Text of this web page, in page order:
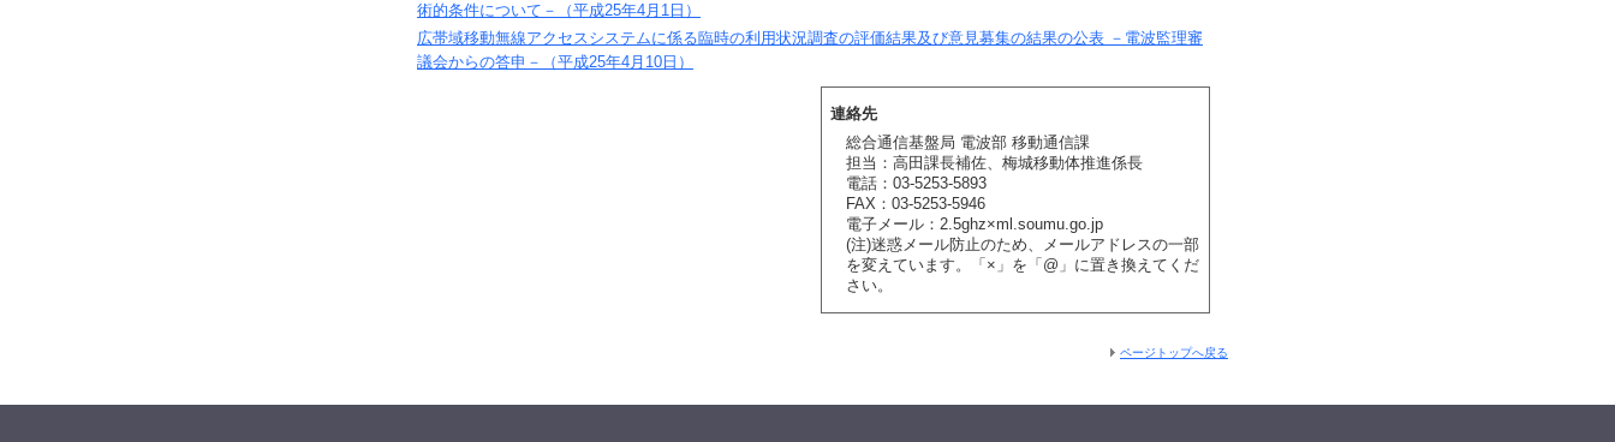
術的条件について－（平成25年4月1日）
広帯域移動無線アクセスシステムに係る臨時の利用状況調査の評価結果及び意見募集の結果の公表 －電波監理審
議会からの答申－（平成25年4月10日）
連絡先
総合通信基盤局 電波部 移動通信課
担当：高田課長補佐、梅城移動体推進係長
電話：03-5253-5893
FAX：03-5253-5946
電子メール：2.5ghz×ml.soumu.go.jp
(注)迷惑メール防止のため、メールアドレスの一部
を変えています。「×」を「@」に置き換えてくだ
さい。
ページトップへ戻る